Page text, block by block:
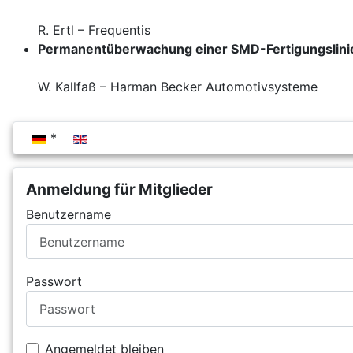
Sprache auswählen
Anmeldung für Mitglieder
Benutzername
Passwort
Angemeldet bleiben
R. Ertl – Frequentis
Permanentüberwachung einer SMD-
W. Kallfaß – Harman Becker Automotivsysteme